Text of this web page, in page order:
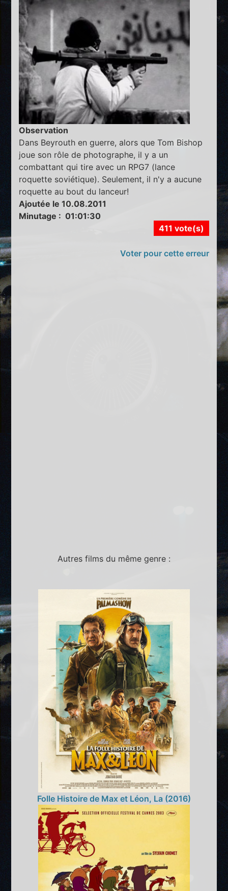
Observation
Dans Beyrouth en guerre, alors que Tom Bishop
joue son rôle de photographe, il y a un
combattant qui tire avec un RPG7 (lance
roquette soviétique). Seulement, il n'y a aucune
roquette au bout du lanceur!
Ajoutée le 10.08.2011
Minutage : 01:01:30
411 vote(s)
Voter pour cette erreur
Autres films du même genre :
Folle Histoire de Max et Léon, La (2016)